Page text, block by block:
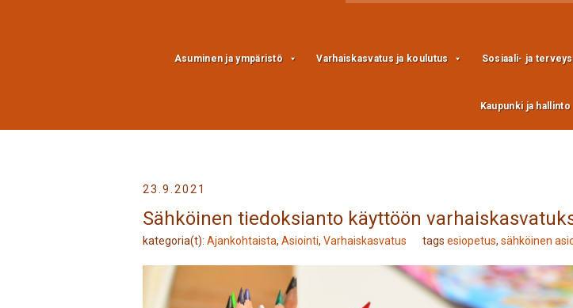
Asuminen ja ympäristö Varhaiskasvatus ja koulutus Sosiaali- ja
Kaupunki ja hallinto
23.9.2021
Sähköinen tiedoksianto käyttöön
kategoria(t): Ajankohtaista, Asiointi, Varhaiskasvatus tags esiopetus, sähköinen